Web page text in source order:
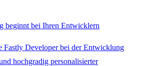
beginnt bei Ihren Entwicklern
Fastly Developer bei der Entwicklung
hochgradig personalisierter